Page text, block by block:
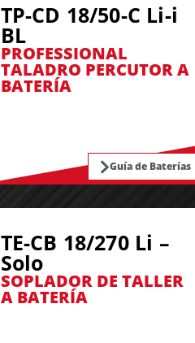
TP-CD 18/50-C Li-i
BL
PROFESSIONAL
TALADRO PERCUTOR A
BATERÍA
Guía de Baterías
TE-CB 18/270 Li –
Solo
SOPLADOR DE TALLER
A BATERÍA